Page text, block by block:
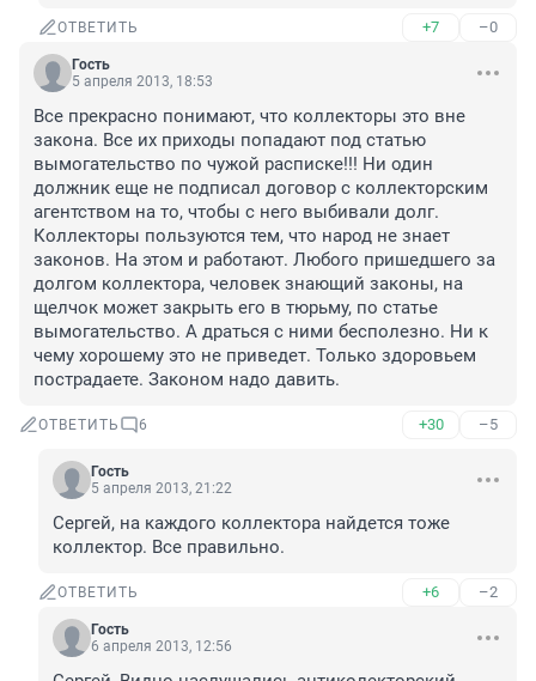
ОТВЕТИТЬ +7 –0
Гость
5 апреля 2013, 18:53
Все прекрасно понимают, что коллекторы это вне
закона. Все их приходы попадают под статью
вымогательство по чужой расписке!!! Ни один
должник еще не подписал договор с коллекторским
агентством на то, чтобы с него выбивали долг.
Коллекторы пользуются тем, что народ не знает
законов. На этом и работают. Любого пришедшего за
долгом коллектора, человек знающий законы, на
щелчок может закрыть его в тюрьму, по статье
вымогательство. А драться с ними бесполезно. Ни к
чему хорошему это не приведет. Только здоровьем
пострадаете. Законом надо давить.
ОТВЕТИТЬ 6 +30 –5
Гость
5 апреля 2013, 21:22
Сергей, на каждого коллектора найдется тоже
коллектор. Все правильно.
ОТВЕТИТЬ +6 –2
Гость
6 апреля 2013, 12:56